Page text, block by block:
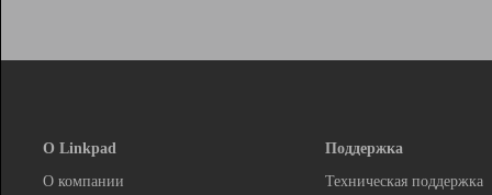
О Linkpad
О компании
Поддержка
Техническая поддержка